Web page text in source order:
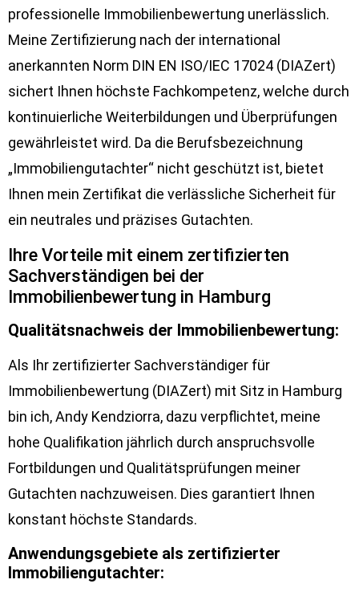
professionelle Immobilienbewertung unerlässlich.
Meine Zertifizierung nach der international
anerkannten Norm DIN EN ISO/IEC 17024 (DIAZert)
sichert Ihnen höchste Fachkompetenz, welche durch
kontinuierliche Weiterbildungen und Überprüfungen
gewährleistet wird. Da die Berufsbezeichnung
„Immobiliengutachter“ nicht geschützt ist, bietet
Ihnen mein Zertifikat die verlässliche Sicherheit für
ein neutrales und präzises Gutachten.
Ihre Vorteile mit einem zertifizierten
Sachverständigen bei der
Immobilienbewertung in Hamburg
Qualitätsnachweis der Immobilienbewertung:
Als Ihr zertifizierter Sachverständiger für
Immobilienbewertung (DIAZert) mit Sitz in Hamburg
bin ich, Andy Kendziorra, dazu verpflichtet, meine
hohe Qualifikation jährlich durch anspruchsvolle
Fortbildungen und Qualitätsprüfungen meiner
Gutachten nachzuweisen. Dies garantiert Ihnen
konstant höchste Standards.
Anwendungsgebiete als zertifizierter
Immobiliengutachter: